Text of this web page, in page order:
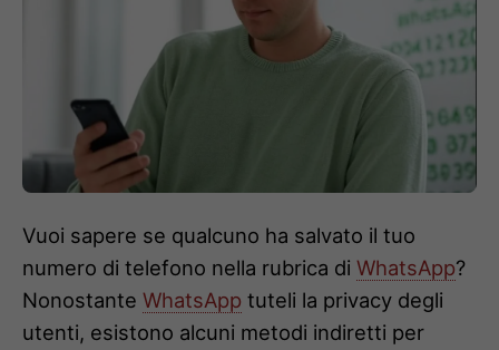
Vuoi sapere se qualcuno ha salvato il tuo
numero di telefono nella rubrica di WhatsApp?
Nonostante WhatsApp tuteli la privacy degli
utenti, esistono alcuni metodi indiretti per